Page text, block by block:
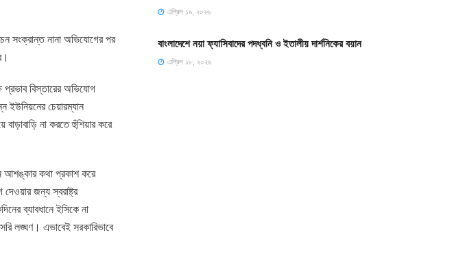
সংক্রান্ত নানা অভিযোগের পর
প্রভাব বিস্তারের অভিযোগ
ইউনিয়নের চেয়ারম্যান
না করতে হুঁশিয়ার করে
আশঙ্কার কথা প্রকাশ করে
জন্য স্বরাষ্ট্র
ব্যাবধানে ইসিকে না
লঙ্ঘণ। এভাবেই সরকারিভাবে
এপ্রিল ১৯, ২০২৬
বাংলাদেশে নয়া ফ্যাসিবাদের পদধ্বনি ও ইতালীয় দার্শনিকের বয়ান
এপ্রিল ১৮, ২০২৬